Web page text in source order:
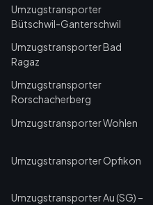
Umzugstransporter
Bütschwil-Ganterschwil
Umzugstransporter Bad
Ragaz
Umzugstransporter
Rorschacherberg
Umzugstransporter Wohlen
Umzugstransporter Opfikon
Umzugstransporter Au (SG) –